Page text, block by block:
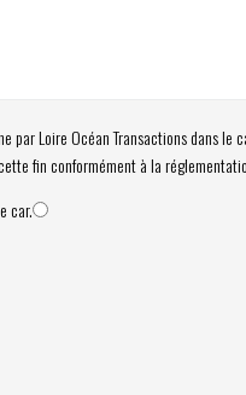
par Loire Océan Transactions dans
fin conformément à la
car.